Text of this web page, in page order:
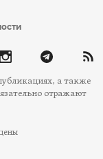
а также
отражают